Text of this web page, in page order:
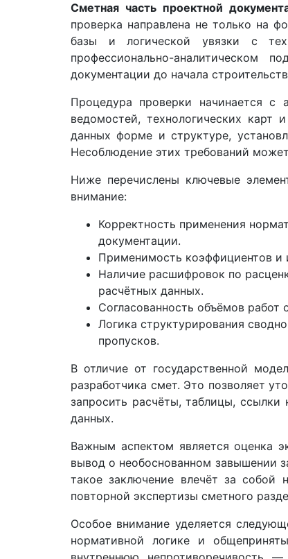
Сметная часть проектной
проверка направлена не только на
базы и логической увязки с
профессионально-
документации до начала
Процедура проверки начинается с
ведомостей, технологических карт
данных форме и структуре,
Несоблюдение этих требований
Ниже перечислены ключевые
внимание:
Корректность применения
документации.
Применимость коэффициентов и
Наличие расшифровок по
расчётных данных.
Согласованность объёмов
Логика структурирования
пропусков.
В отличие от государственной
разработчика смет. Это позволяет
запросить расчёты, таблицы,
данных.
Важным аспектом является оценка
вывод о необоснованном завышении
такое заключение влечёт за
повторной экспертизы сметного
Особое внимание уделяется
нормативной логике и